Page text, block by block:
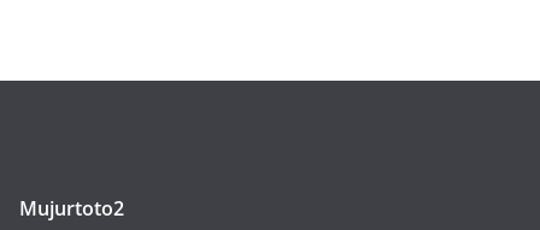
Mujurtoto2